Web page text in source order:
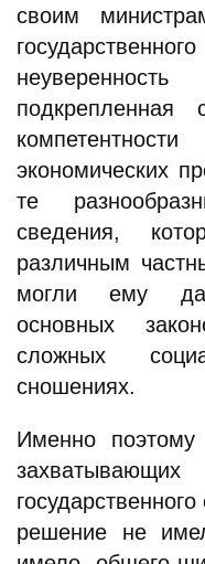
своим
подкрепленная
экономических
те
сведения,
различным
могли ему
основных
сложных
сношениях.
Именно
решение не